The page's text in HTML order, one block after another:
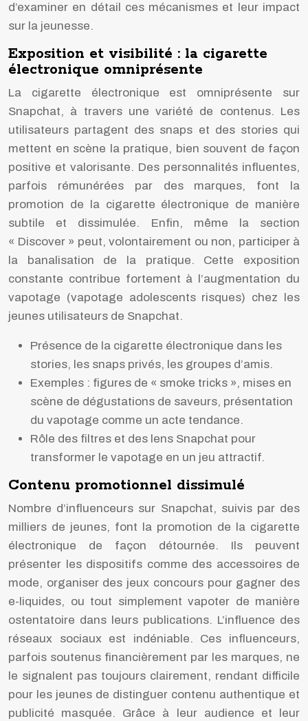
d’examiner en détail ces mécanismes et leur impact
sur la jeunesse.
Exposition et visibilité : la cigarette
électronique omniprésente
La cigarette électronique est omniprésente sur
Snapchat, à travers une variété de contenus. Les
utilisateurs partagent des snaps et des stories qui
mettent en scène la pratique, bien souvent de façon
positive et valorisante. Des personnalités influentes,
parfois rémunérées par des marques, font la
promotion de la cigarette électronique de manière
subtile et dissimulée. Enfin, même la section
« Discover » peut, volontairement ou non, participer à
la banalisation de la pratique. Cette exposition
constante contribue fortement à l’augmentation du
vapotage (vapotage adolescents risques) chez les
jeunes utilisateurs de Snapchat.
Présence de la cigarette électronique dans les
stories, les snaps privés, les groupes d’amis.
Exemples : figures de « smoke tricks », mises en
scène de dégustations de saveurs, présentation
du vapotage comme un acte tendance.
Rôle des filtres et des lens Snapchat pour
transformer le vapotage en un jeu attractif.
Contenu promotionnel dissimulé
Nombre d’influenceurs sur Snapchat, suivis par des
milliers de jeunes, font la promotion de la cigarette
électronique de façon détournée. Ils peuvent
présenter les dispositifs comme des accessoires de
mode, organiser des jeux concours pour gagner des
e-liquides, ou tout simplement vapoter de manière
ostentatoire dans leurs publications. L’influence des
réseaux sociaux est indéniable. Ces influenceurs,
parfois soutenus financièrement par les marques, ne
le signalent pas toujours clairement, rendant difficile
pour les jeunes de distinguer contenu authentique et
publicité masquée. Grâce à leur audience et leur